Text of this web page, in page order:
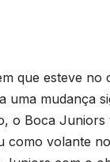
que esteve no
uma mudança
o Boca Juniors
como volante